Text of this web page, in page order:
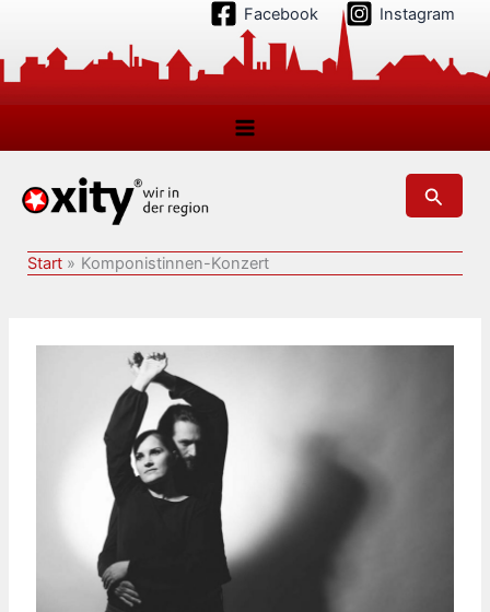
springen
Facebook Instagram
Suchen
Start Komponistinnen-Konzert